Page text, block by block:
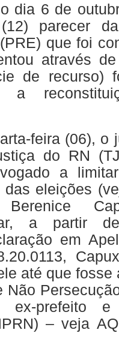
dia 6 de
parecer
que foi
através
de recurso)
a
feira (06), o
do RN
a
eleições
Berenice
a partir
em
até que fosse
Não
ex-prefeito e
– veja